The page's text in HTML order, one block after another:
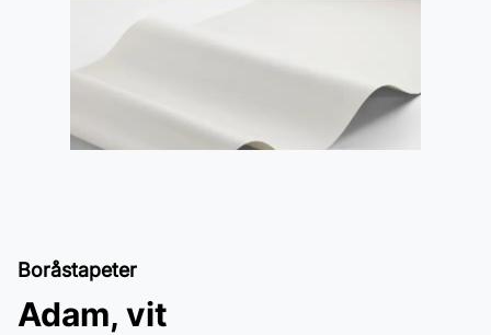
Boråstapeter
Adam, vit